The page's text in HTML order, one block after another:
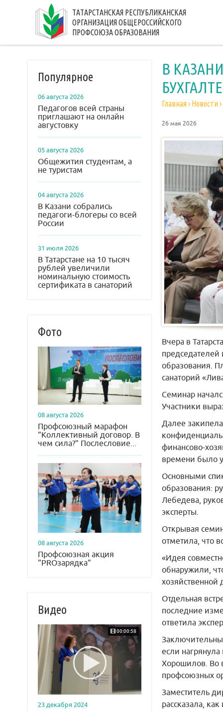
ТАТАРСТАНСКАЯ РЕСПУБЛИКАНСКАЯ
ОРГАНИЗАЦИЯ ОБЩЕРОССИЙСКОГО
ПРОФСОЮЗА ОБРАЗОВАНИЯ
Популярное
06 августа 2026
Педагогов всей страны
приглашают на онлайн
августовку
05 августа 2026
Общежития студентам, а
не туристам
04 августа 2026
В Казани собрались
педагоги-блогеры со всей
России
31 июля 2026
В Татарстане на 10 тысяч
рублей увеличили
номинальную стоимость
сертификата в санаторий
Фото
08 августа 2026
Профсоюзный марафон
"Коллективный договор. В
чем сила?" Послесловие...
08 августа 2026
Профсоюзная акция
"PROзарядка"
Видео
00:00:58
23 декабря 2024
В
Главная› Новости›
26 мая 2026
Вчера в
председателей
образования.
санаторий
Семинар
Участники
Далее
финансово-
времени было
Основными
образования:
Лебедева,
эксперты.
Открывая
отметила, что
«Идея
обнаружили,
хозяйственной
Отдельная
последние
ответила
если
Хорошилов. Во
профсоюзных
Заместитель
рассказала,